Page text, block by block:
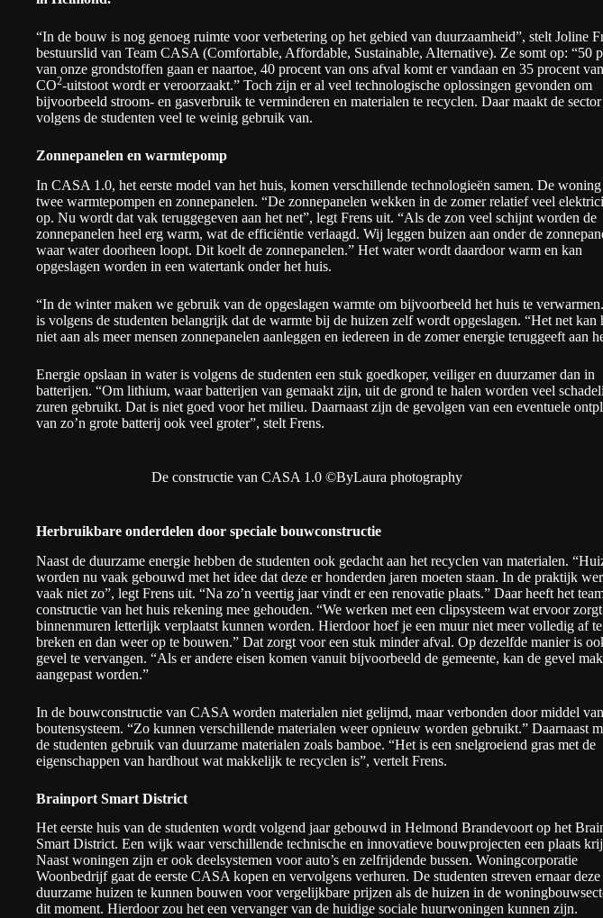
“In de bouw is nog genoeg ruimte voor verbetering op het gebied van duurzaamheid”, stelt Joline
bestuurslid van Team CASA (Comfortable, Affordable, Sustainable, Alternative). Ze somt op: “50
van onze grondstoffen gaan er naartoe, 40 procent van ons afval komt er vandaan en 35 procent
CO2-uitstoot wordt er veroorzaakt.” Toch zijn er al veel technologische oplossingen gevonden om
bijvoorbeeld stroom- en gasverbruik te verminderen en materialen te recyclen. Daar maakt de sector
volgens de studenten veel te weinig gebruik van.
Zonnepanelen en warmtepomp
In CASA 1.0, het eerste model van het huis, komen verschillende technologieën samen. De
twee warmtepompen en zonnepanelen. “De zonnepanelen wekken in de zomer relatief veel
op. Nu wordt dat vak teruggegeven aan het net”, legt Frens uit. “Als de zon veel schijnt worden de
zonnepanelen heel erg warm, wat de efficiëntie verlaagd. Wij leggen buizen aan onder de
waar water doorheen loopt. Dit koelt de zonnepanelen.” Het water wordt daardoor warm en kan
opgeslagen worden in een watertank onder het huis.
“In de winter maken we gebruik van de opgeslagen warmte om bijvoorbeeld het huis te
is volgens de studenten belangrijk dat de warmte bij de huizen zelf wordt opgeslagen. “Het net kan
niet aan als meer mensen zonnepanelen aanleggen en iedereen in de zomer energie teruggeeft aan
Energie opslaan in water is volgens de studenten een stuk goedkoper, veiliger en duurzamer dan in
batterijen. “Om lithium, waar batterijen van gemaakt zijn, uit de grond te halen worden veel
zuren gebruikt. Dat is niet goed voor het milieu. Daarnaast zijn de gevolgen van een eventuele
van zo’n grote batterij ook veel groter”, stelt Frens.
De constructie van CASA 1.0 ©ByLaura photography
Herbruikbare onderdelen door speciale bouwconstructie
Naast de duurzame energie hebben de studenten ook gedacht aan het recyclen van materialen.
worden nu vaak gebouwd met het idee dat deze er honderden jaren moeten staan. In de praktijk
vaak niet zo”, legt Frens uit. “Na zo’n veertig jaar vindt er een renovatie plaats.” Daar heeft het
constructie van het huis rekening mee gehouden. “We werken met een clipsysteem wat ervoor
binnenmuren letterlijk verplaatst kunnen worden. Hierdoor hoef je een muur niet meer volledig af te
breken en dan weer op te bouwen.” Dat zorgt voor een stuk minder afval. Op dezelfde manier is
gevel te vervangen. “Als er andere eisen komen vanuit bijvoorbeeld de gemeente, kan de gevel
aangepast worden.”
In de bouwconstructie van CASA worden materialen niet gelijmd, maar verbonden door middel
boutensysteem. “Zo kunnen verschillende materialen weer opnieuw worden gebruikt.” Daarnaast
de studenten gebruik van duurzame materialen zoals bamboe. “Het is een snelgroeiend gras met de
eigenschappen van hardhout wat makkelijk te recyclen is”, vertelt Frens.
Brainport Smart District
Het eerste huis van de studenten wordt volgend jaar gebouwd in Helmond Brandevoort op het
Smart District. Een wijk waar verschillende technische en innovatieve bouwprojecten een plaats
Naast woningen zijn er ook deelsystemen voor auto’s en zelfrijdende bussen. Woningcorporatie
Woonbedrijf gaat de eerste CASA kopen en vervolgens verhuren. De studenten streven ernaar deze
duurzame huizen te kunnen bouwen voor vergelijkbare prijzen als de huizen in de
dit moment. Hierdoor zou het een vervanger van de huidige sociale huurwoningen kunnen zijn.